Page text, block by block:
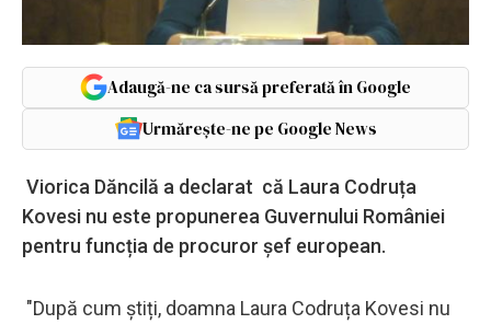
Adaugă-ne ca sursă preferată în Google
Urmărește-ne pe Google News
Viorica Dăncilă a declarat că Laura Codruța
Kovesi nu este propunerea Guvernului României
pentru funcția de procuror șef european.
"După cum știți, doamna Laura Codruța Kovesi nu